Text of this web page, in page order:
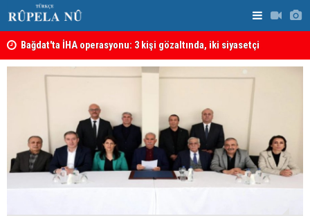
Bağdat'ta İHA operasyonu: 3 kişi gözaltında, iki siyasetçi
hakkında tutuklama kararı